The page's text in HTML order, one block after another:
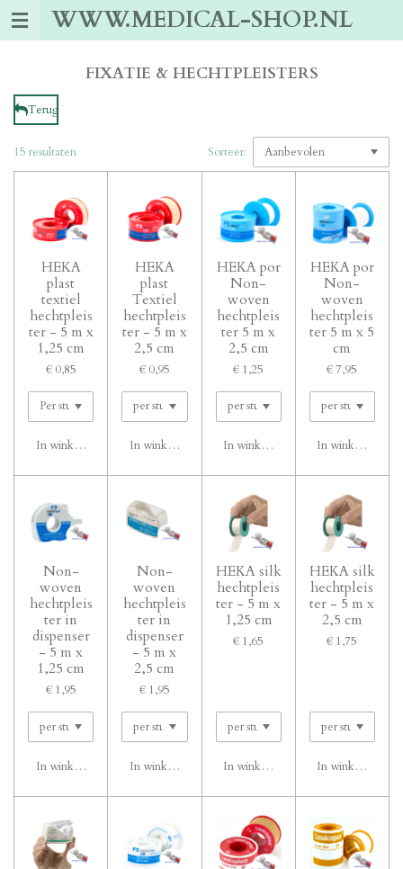
Ga
WWW.MEDICAL-SHOP.NL
FIXATIE & HECHTPLEISTERS
Terug
15 resultaten Sorteer:
HEKA
plast
textiel
hechtpleis
ter - 5 m x
1,25 cm
€ 0,85
In winkelwagen
HEKA
plast
Textiel
hechtpleis
ter - 5 m x
2,5 cm
€ 0,95
In winkelwagen
HEKA por
Non-
woven
hechtpleis
ter 5 m x
2,5 cm
€ 1,25
In winkelwagen
HEKA por
Non-
woven
hechtpleis
ter 5 m x 5
cm
€ 7,95
In winkelwagen
Non-
woven
hechtpleis
ter in
dispenser
- 5 m x
1,25 cm
€ 1,95
In winkelwagen
Non-
woven
hechtpleis
ter in
dispenser
- 5 m x
2,5 cm
€ 1,95
In winkelwagen
HEKA silk
hechtpleis
ter - 5 m x
1,25 cm
€ 1,65
In winkelwagen
HEKA silk
hechtpleis
ter - 5 m x
2,5 cm
€ 1,75
In winkelwagen